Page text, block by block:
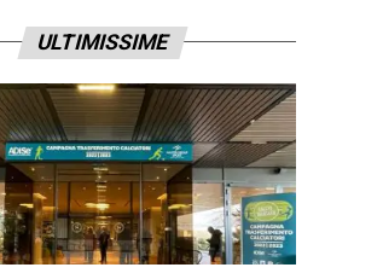
ULTIMISSIME